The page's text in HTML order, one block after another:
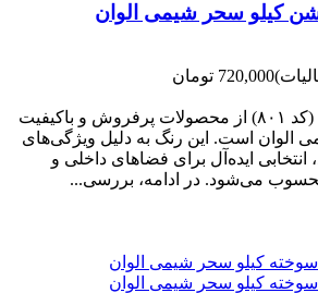
کیلو سحر شیمی الوان
720,000 تومان
رنگ روغنی کرم روشن (کد ۸۰۱) از محصولات پرفروش و باکیفیت
است. این رنگ به دلیل ویژگی‌های
ایده‌آل برای فضاهای داخلی و
می‌شود. در ادامه، بررسی...